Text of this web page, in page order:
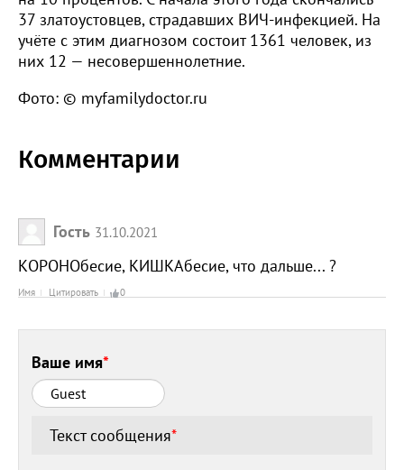
37 златоустовцев, страдавших ВИЧ-инфекцией. На
учёте с этим диагнозом состоит 1361 человек, из
них 12 — несовершеннолетние.
Фото: © myfamilydoctor.ru
Комментарии
Гость 31.10.2021
КОРОНОбесие, КИШКАбесие, что дальше... ?
Имя Цитировать 0
Ваше имя*
Текст сообщения*